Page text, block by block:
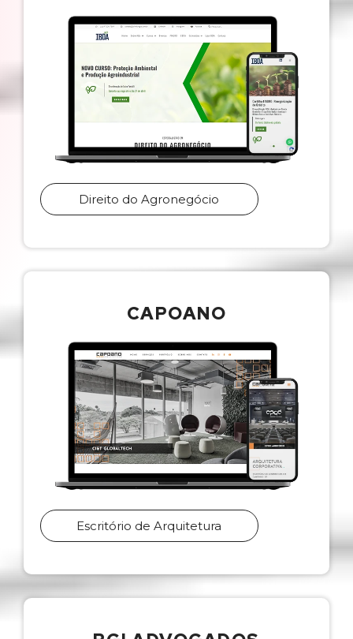
Direito do Agronegócio
CAPOANO
Escritório de Arquitetura